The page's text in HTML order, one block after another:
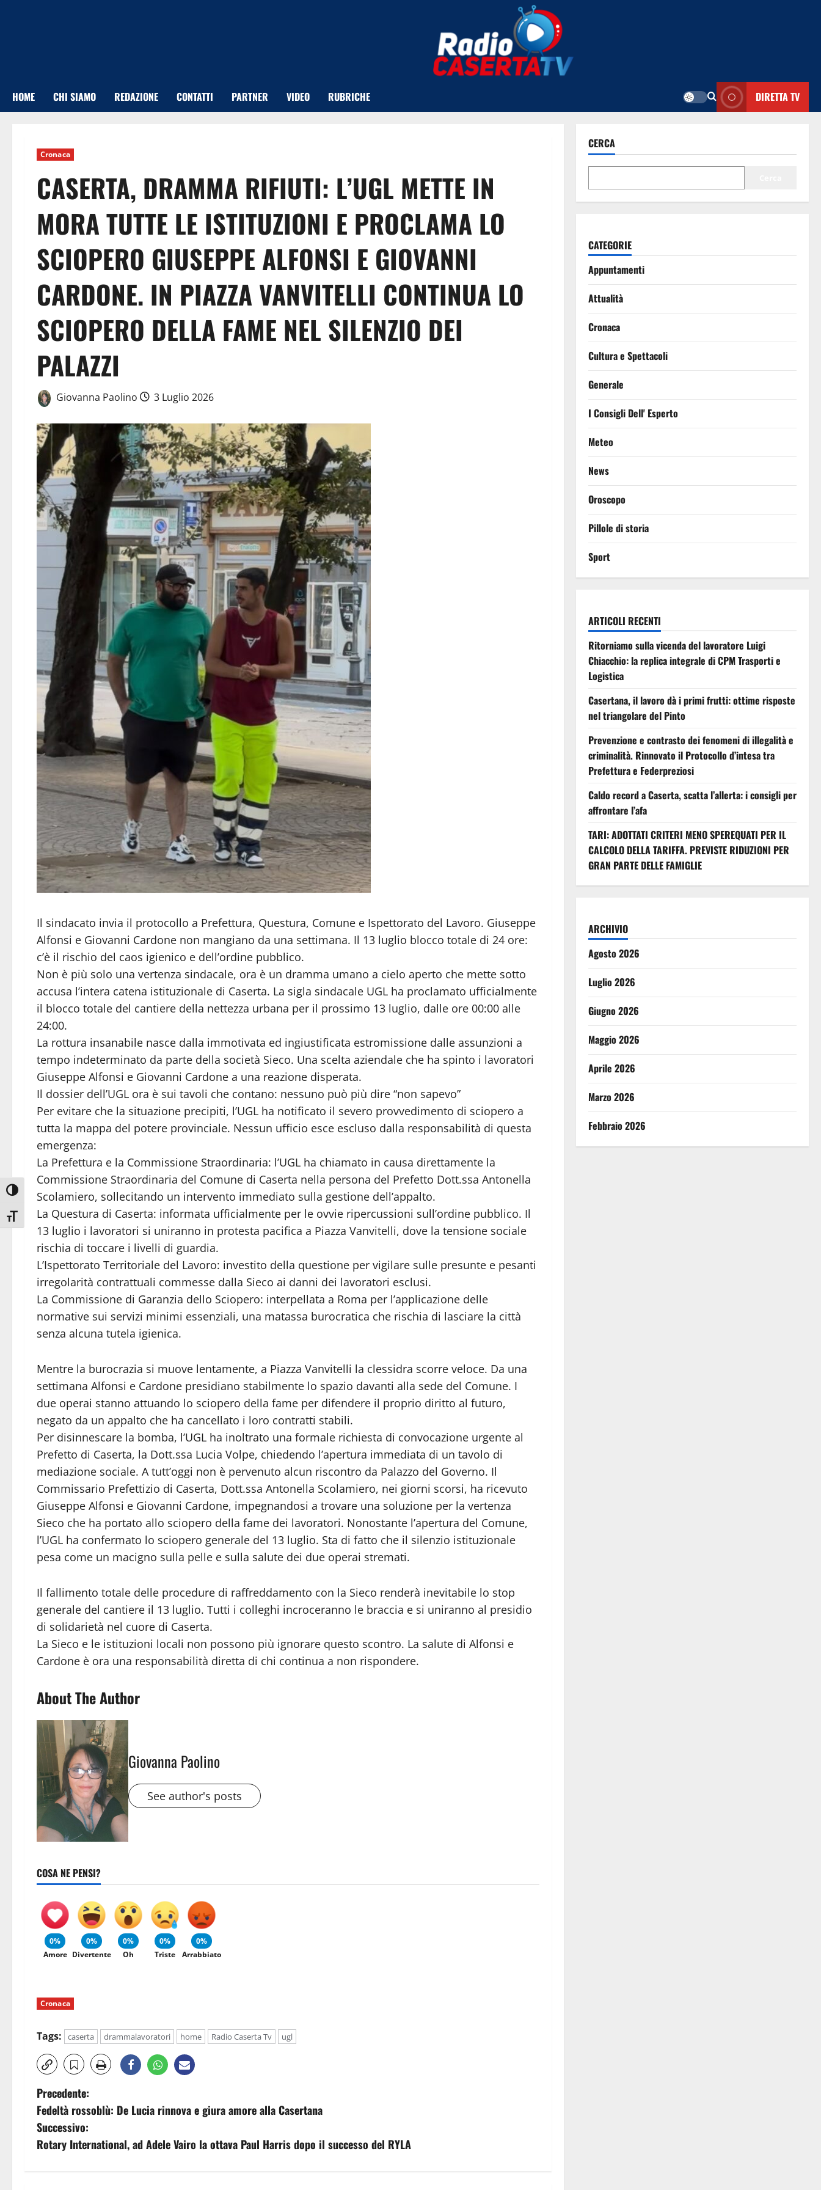
Attiva/disattiva alto contrasto
Attiva/disattiva dimensione testo
HOME CHI SIAMO REDAZIONE CONTATTI PARTNER VIDEO RUBRICHE DIRETTA TV
Cronaca
CASERTA, DRAMMA RIFIUTI: L’UGL METTE IN
MORA TUTTE LE ISTITUZIONI E PROCLAMA LO
SCIOPERO GIUSEPPE ALFONSI E GIOVANNI
CARDONE. IN PIAZZA VANVITELLI CONTINUA LO
SCIOPERO DELLA FAME NEL SILENZIO DEI
PALAZZI
Giovanna Paolino 3 Luglio 2026
Il sindacato invia il protocollo a Prefettura, Questura, Comune e Ispettorato del Lavoro. Giuseppe
Alfonsi e Giovanni Cardone non mangiano da una settimana. Il 13 luglio blocco totale di 24 ore:
c’è il rischio del caos igienico e dell’ordine pubblico.
Non è più solo una vertenza sindacale, ora è un dramma umano a cielo aperto che mette sotto
accusa l’intera catena istituzionale di Caserta. La sigla sindacale UGL ha proclamato ufficialmente
il blocco totale del cantiere della nettezza urbana per il prossimo 13 luglio, dalle ore 00:00 alle
24:00.
La rottura insanabile nasce dalla immotivata ed ingiustificata estromissione dalle assunzioni a
tempo indeterminato da parte della società Sieco. Una scelta aziendale che ha spinto i lavoratori
Giuseppe Alfonsi e Giovanni Cardone a una reazione disperata.
Il dossier dell’UGL ora è sui tavoli che contano: nessuno può più dire “non sapevo”
Per evitare che la situazione precipiti, l’UGL ha notificato il severo provvedimento di sciopero a
tutta la mappa del potere provinciale. Nessun ufficio esce escluso dalla responsabilità di questa
emergenza:
La Prefettura e la Commissione Straordinaria: l’UGL ha chiamato in causa direttamente la
Commissione Straordinaria del Comune di Caserta nella persona del Prefetto Dott.ssa Antonella
Scolamiero, sollecitando un intervento immediato sulla gestione dell’appalto.
La Questura di Caserta: informata ufficialmente per le ovvie ripercussioni sull’ordine pubblico. Il
13 luglio i lavoratori si uniranno in protesta pacifica a Piazza Vanvitelli, dove la tensione sociale
rischia di toccare i livelli di guardia.
L’Ispettorato Territoriale del Lavoro: investito della questione per vigilare sulle presunte e pesanti
irregolarità contrattuali commesse dalla Sieco ai danni dei lavoratori esclusi.
La Commissione di Garanzia dello Sciopero: interpellata a Roma per l’applicazione delle
normative sui servizi minimi essenziali, una matassa burocratica che rischia di lasciare la città
senza alcuna tutela igienica.
Mentre la burocrazia si muove lentamente, a Piazza Vanvitelli la clessidra scorre veloce. Da una
settimana Alfonsi e Cardone presidiano stabilmente lo spazio davanti alla sede del Comune. I
due operai stanno attuando lo sciopero della fame per difendere il proprio diritto al futuro,
negato da un appalto che ha cancellato i loro contratti stabili.
Per disinnescare la bomba, l’UGL ha inoltrato una formale richiesta di convocazione urgente al
Prefetto di Caserta, la Dott.ssa Lucia Volpe, chiedendo l’apertura immediata di un tavolo di
mediazione sociale. A tutt’oggi non è pervenuto alcun riscontro da Palazzo del Governo. Il
Commissario Prefettizio di Caserta, Dott.ssa Antonella Scolamiero, nei giorni scorsi, ha ricevuto
Giuseppe Alfonsi e Giovanni Cardone, impegnandosi a trovare una soluzione per la vertenza
Sieco che ha portato allo sciopero della fame dei lavoratori. Nonostante l’apertura del Comune,
l’UGL ha confermato lo sciopero generale del 13 luglio. Sta di fatto che il silenzio istituzionale
pesa come un macigno sulla pelle e sulla salute dei due operai stremati.
Il fallimento totale delle procedure di raffreddamento con la Sieco renderà inevitabile lo stop
generale del cantiere il 13 luglio. Tutti i colleghi incroceranno le braccia e si uniranno al presidio
di solidarietà nel cuore di Caserta.
La Sieco e le istituzioni locali non possono più ignorare questo scontro. La salute di Alfonsi e
Cardone è ora una responsabilità diretta di chi continua a non rispondere.
About The Author
Giovanna Paolino
See author's posts
COSA NE PENSI?
0%
Amore
0%
Divertente
0%
Oh
0%
Triste
0%
Arrabbiato
Cronaca
Tags: caserta drammalavoratori home Radio Caserta Tv ugl
N
a
v
Precedente:
Fedeltà rossoblù: De Lucia rinnova e giura amore alla Casertana
Successivo:
Rotary International, ad Adele Vairo la ottava Paul Harris dopo il successo del RYLA
CERCA
CATEGORIE
Appuntamenti
Attualità
Cronaca
Cultura e Spettacoli
Generale
I Consigli Dell' Esperto
Meteo
News
Oroscopo
Pillole di storia
Sport
ARTICOLI RECENTI
Ritorniamo sulla vicenda del lavoratore Luigi
Chiacchio: la replica integrale di CPM Trasporti e
Logistica
Casertana, il lavoro dà i primi frutti: ottime risposte
nel triangolare del Pinto
Prevenzione e contrasto dei fenomeni di illegalità e
criminalità. Rinnovato il Protocollo d’intesa tra
Prefettura e Federpreziosi
Caldo record a Caserta, scatta l’allerta: i consigli per
affrontare l’afa
TARI: ADOTTATI CRITERI MENO SPEREQUATI PER IL
CALCOLO DELLA TARIFFA. PREVISTE RIDUZIONI PER
GRAN PARTE DELLE FAMIGLIE
ARCHIVIO
Agosto 2026
Luglio 2026
Giugno 2026
Maggio 2026
Aprile 2026
Marzo 2026
Febbraio 2026